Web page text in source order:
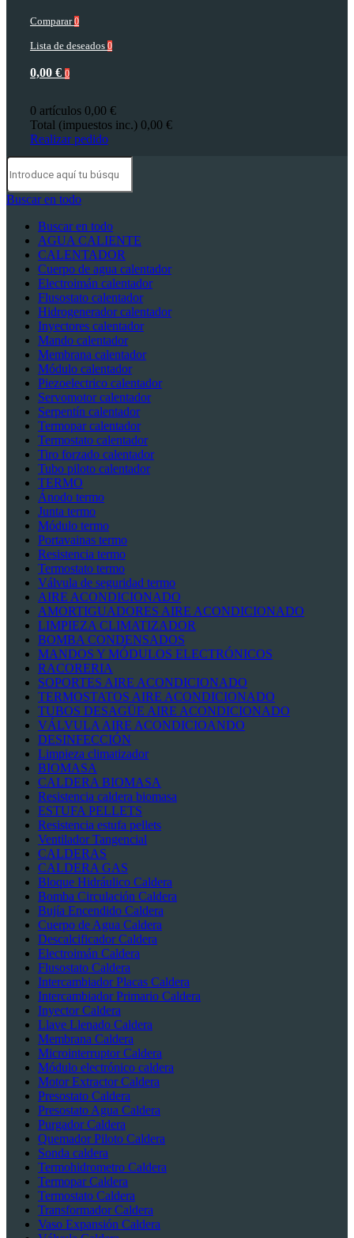
Comparar 0
Lista de deseados 0
0,00 € 0
0 artículos 0,00 €
Total (impuestos inc.) 0,00 €
Realizar pedido
Buscar en todo
Buscar en todo
AGUA CALIENTE
CALENTADOR
Cuerpo de agua calentador
Electroimán calentador
Flusostato calentador
Hidrogenerador calentador
Inyectores calentador
Mando calentador
Membrana calentador
Módulo calentador
Piezoelectrico calentador
Servomotor calentador
Serpentín calentador
Termopar calentador
Termostato calentador
Tiro forzado calentador
Tubo piloto calentador
TERMO
Ánodo termo
Junta termo
Módulo termo
Portavainas termo
Resistencia termo
Termostato termo
Válvula de seguridad termo
AIRE ACONDICIONADO
AMORTIGUADORES AIRE ACONDICIONADO
LIMPIEZA CLIMATIZADOR
BOMBA CONDENSADOS
MANDOS Y MÓDULOS ELECTRÓNICOS
RACORERIA
SOPORTES AIRE ACONDICIONADO
TERMOSTATOS AIRE ACONDICIONADO
TUBOS DESAGÜE AIRE ACONDICIONADO
VÁLVULA AIRE ACONDICIOANDO
DESINFECCIÓN
Limpieza climatizador
BIOMASA
CALDERA BIOMASA
Resistencia caldera biomasa
ESTUFA PELLETS
Resistencia estufa pellets
Ventilador Tangencial
CALDERAS
CALDERA GAS
Bloque Hidráulico Caldera
Bomba Circulación Caldera
Bujía Encendido Caldera
Cuerpo de Agua Caldera
Descalcificador Caldera
Electroimán Caldera
Flusostato Caldera
Intercambiador Placas Caldera
Intercambiador Primario Caldera
Inyector Caldera
Llave Llenado Caldera
Membrana Caldera
Microinterruptor Caldera
Módulo electrónico caldera
Motor Extractor Caldera
Presostato Caldera
Presostato Agua Caldera
Purgador Caldera
Quemador Piloto Caldera
Sonda caldera
Termohidrometro Caldera
Termopar Caldera
Termostato Caldera
Transformador Caldera
Vaso Expansión Caldera